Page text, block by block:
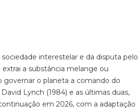
interestelar e da disputa pelo
a substância melange ou
governar o planeta a comando do
Lynch (1984) e as últimas duas,
em 2026, com a adaptação